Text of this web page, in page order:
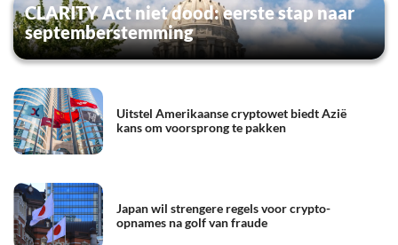
CLARITY Act niet dood: eerste stap naar
septemberstemming
Uitstel Amerikaanse cryptowet biedt Azië
kans om voorsprong te pakken
Japan wil strengere regels voor crypto-
opnames na golf van fraude